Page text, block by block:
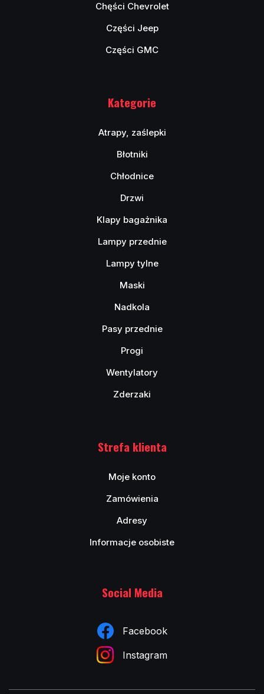
Chęści Chevrolet
Części Jeep
Części GMC
Kategorie
Atrapy, zaślepki
Błotniki
Chłodnice
Drzwi
Klapy bagażnika
Lampy przednie
Lampy tylne
Maski
Nadkola
Pasy przednie
Progi
Wentylatory
Zderzaki
Strefa klienta
Moje konto
Zamówienia
Adresy
Informacje osobiste
Social Media
Facebook
Instagram